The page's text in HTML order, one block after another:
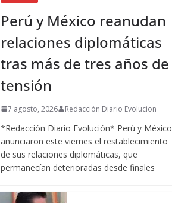
Perú y México reanudan
relaciones diplomáticas
tras más de tres años de
tensión
7 agosto, 2026 Redacción Diario Evolucion
*Redacción Diario Evolución* Perú y México
anunciaron este viernes el restablecimiento
de sus relaciones diplomáticas, que
permanecían deterioradas desde finales